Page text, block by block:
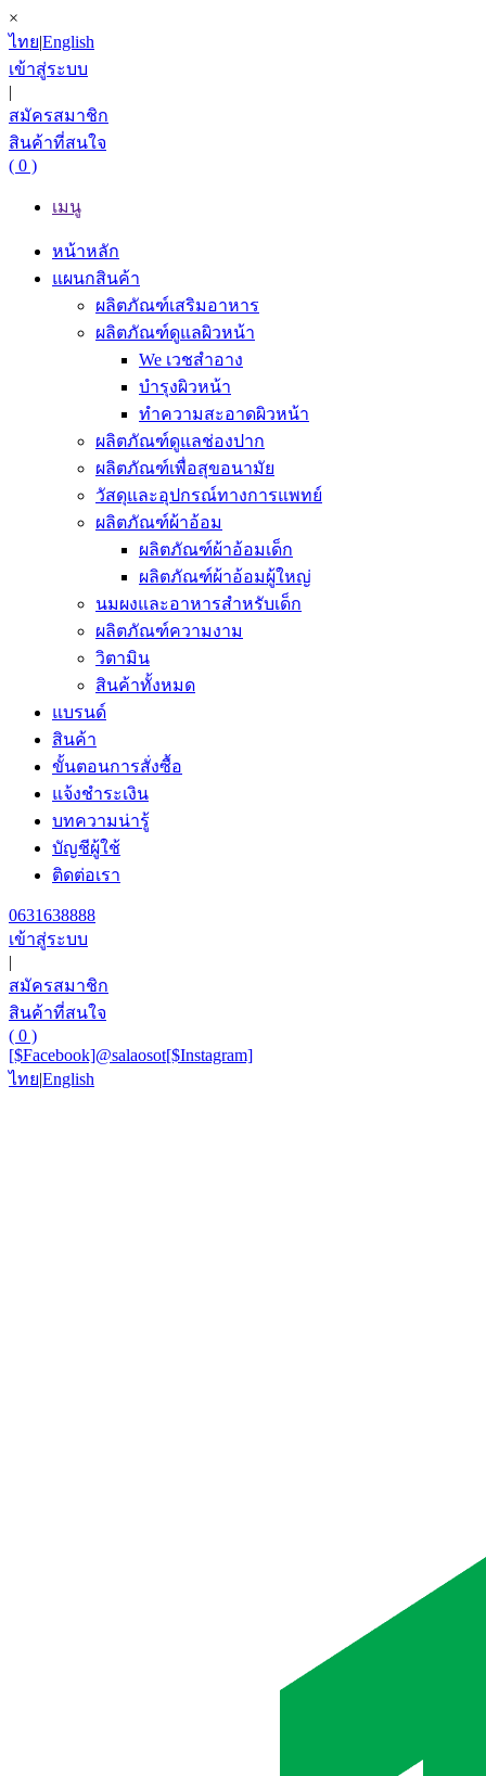
×
ไทย|English
เข้าสู่ระบบ
|
สมัครสมาชิก
สินค้าที่สนใจ
( 0 )
เมนู
หน้าหลัก
แผนกสินค้า
ผลิตภัณฑ์เสริมอาหาร
ผลิตภัณฑ์ดูแลผิวหน้า
We เวชสำอาง
บำรุงผิวหน้า
ทำความสะอาดผิวหน้า
ผลิตภัณฑ์ดูแลช่องปาก
ผลิตภัณฑ์เพื่อสุขอนามัย
วัสดุและอุปกรณ์ทางการแพทย์
ผลิตภัณฑ์ผ้าอ้อม
ผลิตภัณฑ์ผ้าอ้อมเด็ก
ผลิตภัณฑ์ผ้าอ้อมผู้ใหญ่
นมผงและอาหารสำหรับเด็ก
ผลิตภัณฑ์ความงาม
วิตามิน
สินค้าทั้งหมด
แบรนด์
สินค้า
ขั้นตอนการสั่งซื้อ
แจ้งชำระเงิน
บทความน่ารู้
บัญชีผู้ใช้
ติดต่อเรา
0631638888
เข้าสู่ระบบ
|
สมัครสมาชิก
สินค้าที่สนใจ
( 0 )
[$Facebook]@salaosot[$Instagram]
ไทย|English